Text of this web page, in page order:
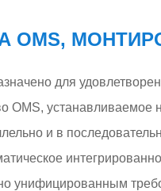
для
OMS, устанавливаемое
и в
унифицированным